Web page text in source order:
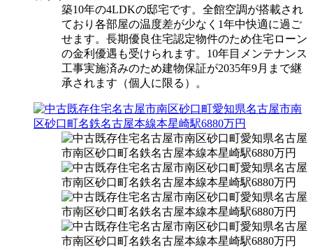
築10年の4LDKの邸宅です。全館空調が搭載され
ており各部屋の温度差が少なく1年中快適に過ご
せます。長期優良住宅認定物件のため住宅ローン
の金利優遇も受けられます。10年目メンテナンス
工事実施済みのため建物保証が2035年9月まで継
承されます（個人に限る）。